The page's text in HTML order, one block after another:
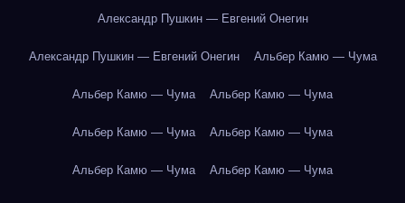
Александр Пушкин — Евгений Онегин
Александр Пушкин — Евгений Онегин Альбер Камю — Чума
Альбер Камю — Чума Альбер Камю — Чума
Альбер Камю — Чума Альбер Камю — Чума
Альбер Камю — Чума Альбер Камю — Чума